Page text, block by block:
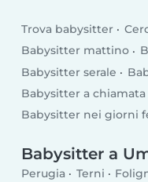
Trova babysitter
Babysitter mattino
Babysitter serale
Babysitter a chiamata
Babysitter nei giorni
Babysitter a
Perugia Terni